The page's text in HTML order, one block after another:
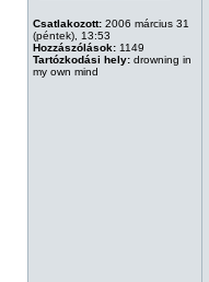
Csatlakozott: 2006 március 31
(péntek), 13:53
Hozzászólások: 1149
Tartózkodási hely: drowning in
my own mind